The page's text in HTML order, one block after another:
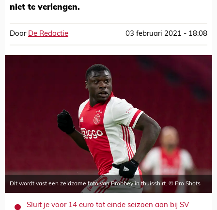
niet te verlengen.
Door De Redactie 03 februari 2021 - 18:08
Dit wordt vast een zeldzame foto van Brobbey in thuisshirt. © Pro Shots
Sluit je voor 14 euro tot einde seizoen aan bij SV